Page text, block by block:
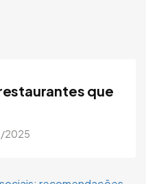
que
2025